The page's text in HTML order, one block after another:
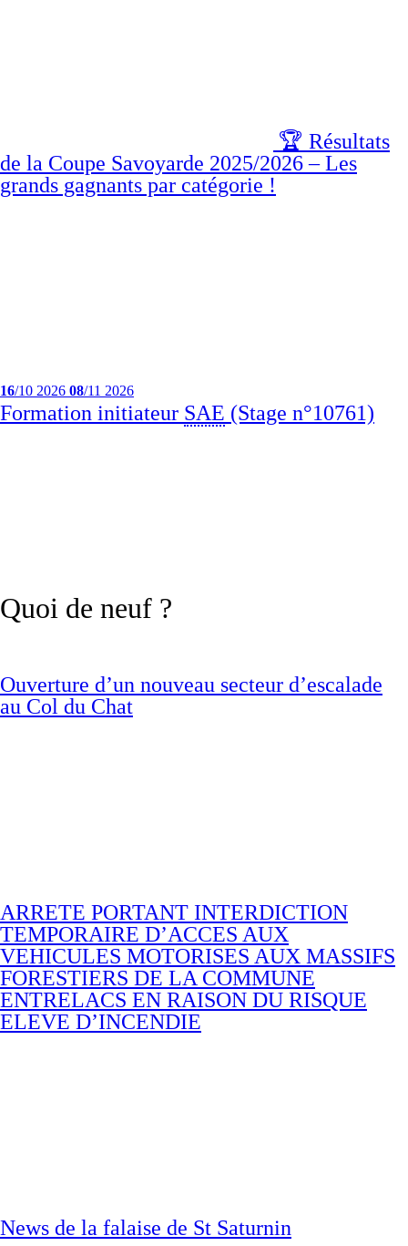
🏆 Résultats
de la Coupe Savoyarde 2025/2026 – Les
grands gagnants par catégorie !
16/10 2026 08/11 2026
Formation initiateur SAE (Stage n°10761)
Quoi de neuf ?
Ouverture d’un nouveau secteur d’escalade
au Col du Chat
ARRETE PORTANT INTERDICTION
TEMPORAIRE D’ACCES AUX
VEHICULES MOTORISES AUX MASSIFS
FORESTIERS DE LA COMMUNE
ENTRELACS EN RAISON DU RISQUE
ELEVE D’INCENDIE
News de la falaise de St Saturnin